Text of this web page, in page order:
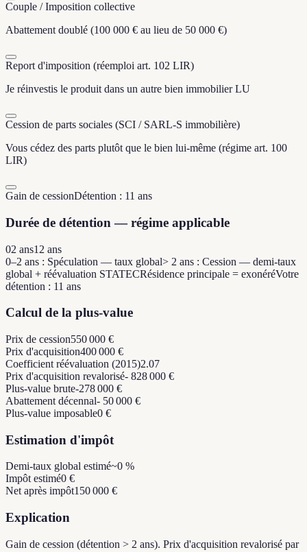
Couple / Imposition collective
Abattement doublé (100 000 € au lieu de 50 000 €)
Report d'imposition (réemploi art. 102 LIR)
Je réinvestis le produit dans un autre bien immobilier LU
Cession de parts sociales (SCI / SARL-S immobilière)
Vous cédez des parts plutôt que le bien lui-même (régime art. 100
LIR)
Gain de cessionDétention : 11 ans
Durée de détention — régime applicable
02 ans12 ans
0–2 ans : Spéculation — taux global> 2 ans : Cession — demi-taux
global + réévaluation STATECRésidence principale = exonéréVotre
détention : 11 ans
Calcul de la plus-value
Prix de cession550 000 €
Prix d'acquisition400 000 €
Coefficient réévaluation (2015)2.07
Prix d'acquisition revalorisé- 828 000 €
Plus-value brute-278 000 €
Abattement décennal- 50 000 €
Plus-value imposable0 €
Estimation d'impôt
Demi-taux global estimé~0 %
Impôt estimé0 €
Net après impôt150 000 €
Explication
Gain de cession (détention > 2 ans). Prix d'acquisition revalorisé par